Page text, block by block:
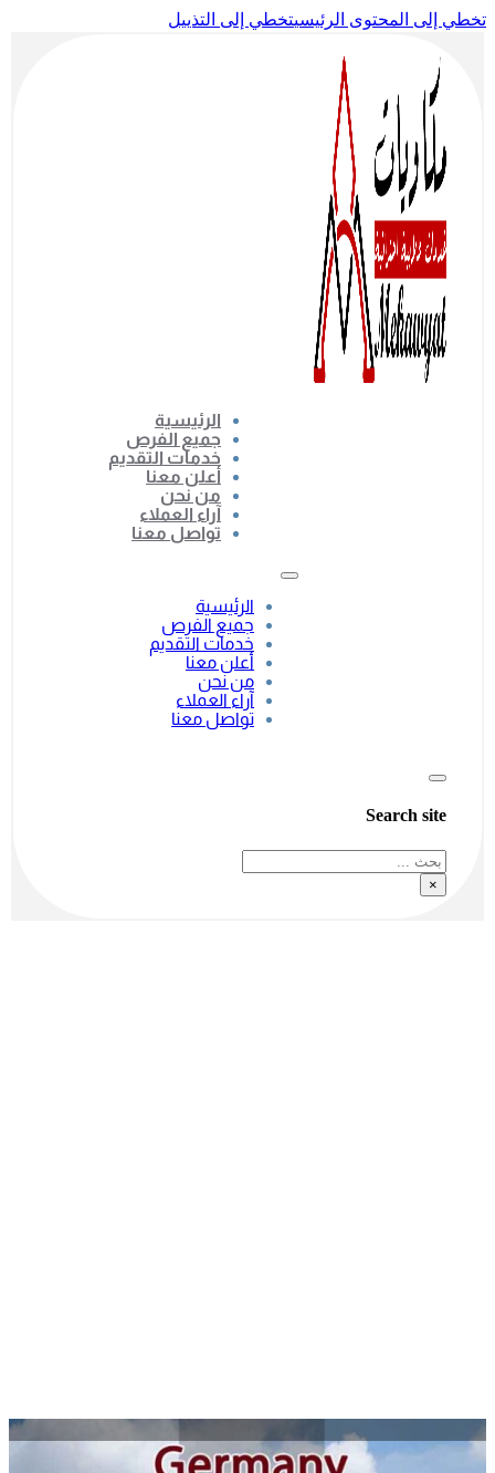
تخطي إلى المحتوى الرئيسيتخطي إلى التذييل
الرئيسية
جميع الفرص
خدمات التقديم
أعلن معنا
من نحن
آراء العملاء
تواصل معنا
الرئيسية
جميع الفرص
خدمات التقديم
أعلن معنا
من نحن
آراء العملاء
تواصل معنا
Search site
بحث
×